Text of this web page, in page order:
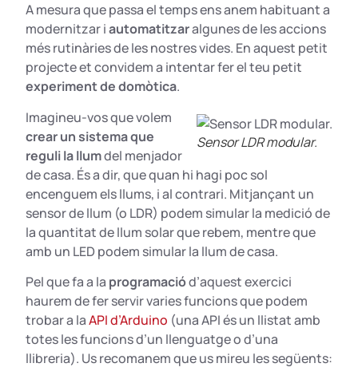
A mesura que passa el temps ens anem habituant a
modernitzar iautomatitzaralgunes de les accions
més rutinàries de les nostres vides. En aquest petit
projecte et convidem a intentar fer el teu petit
experimentde domòtica.
Sensor LDR modular.
Imagineu-vos que volem
crear un sistema que
reguli la llumdel menjador
de casa. És a dir, que quan hi hagi poc sol
encenguem els llums, i al contrari. Mitjançant un
sensor de llum (o LDR) podem simular la medició de
la quantitat de llum solar que rebem, mentre que
amb un LED podem simular la llum de casa.
Pel que fa a la programaciód’aquest exercici
haurem de fer servir varies funcions que podem
trobar a laAPI d’Arduino (una API és un llistat amb
totes les funcions d’un llenguatge o d’una
llibreria). Us recomanem que us mireu les següents: